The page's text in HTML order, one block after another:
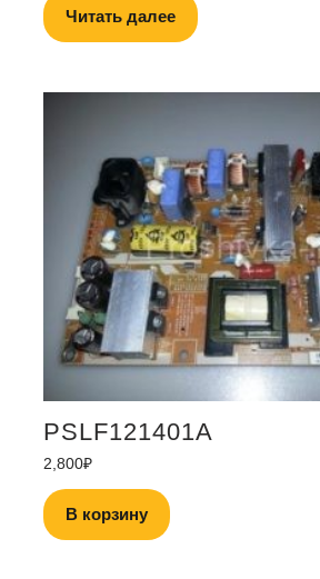
Читать далее
PSLF121401A
2,800₽
В корзину